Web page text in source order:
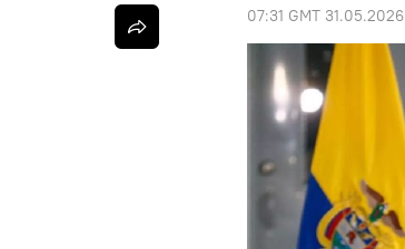
07:31 GMT 31.05.2026